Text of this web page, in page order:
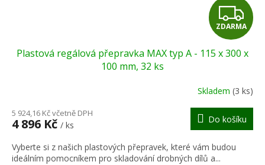
Z
D
A
R
M
A
ZDARMA
Plastová regálová přepravka MAX typ A - 115 x 300 x
100 mm, 32 ks
Skladem (3 ks)
5 924,16 Kč včetně DPH
4 896 Kč / ks
Do košíku
Vyberte si z našich plastových přepravek, které vám budou
ideálním pomocníkem pro skladování drobných dílů a...